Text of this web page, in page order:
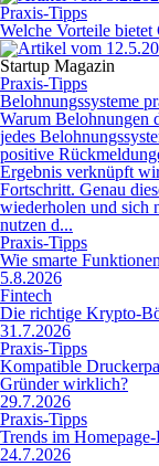
Praxis-Tipps
Welche Vorteile
Startup Magazin
Praxis-Tipps
Belohnungssysteme
Warum Belohnungen
jedes
positive
Ergebnis verknüpft
Fortschritt. Genau
wiederholen und sich
nutzen d...
Praxis-Tipps
Wie smarte
5.8.2026
Fintech
Die richtige Krypto-
31.7.2026
Praxis-Tipps
Kompatible
Gründer wirklich?
29.7.2026
Praxis-Tipps
Trends im
24.7.2026